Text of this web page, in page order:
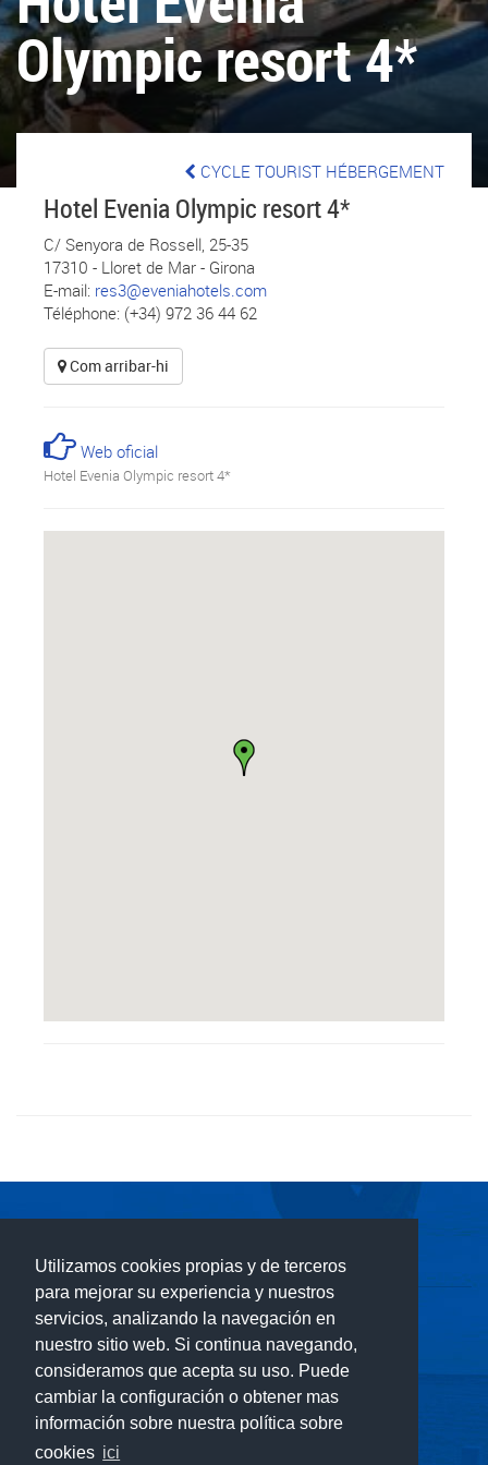
Utilizamos cookies propias y de terceros
para mejorar su experiencia y nuestros
servicios, analizando la navegación en
nuestro sitio web. Si continua navegando,
consideramos que acepta su uso. Puede
cambiar la configuración o obtener mas
información sobre nuestra política sobre
cookies ici
Olympic resort 4*
CYCLE TOURIST HÉBERGEMENT
Hotel Evenia Olympic resort 4*
C/ Senyora de Rossell, 25-35
17310 - Lloret de Mar - Girona
E-mail: res3@eveniahotels.com
Téléphone: (+34) 972 36 44 62
Com arribar-hi
Web oficial
Hotel Evenia Olympic resort 4*
© 2026 Lloret Turisme
Av. Alegries, 3 - 17310 Lloret de Mar ( Girona )
T.(+34) 972 365 788
central-turisme@lloret.cat